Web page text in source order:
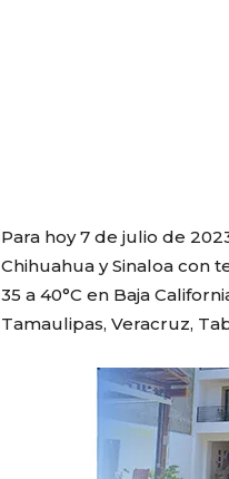
Para hoy 7 de julio de
Chihuahua y Sinaloa con
35 a 40°C en Baja
Tamaulipas, Veracruz,